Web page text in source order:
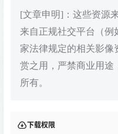
[文章申明]：这些资源
来自正规社交平台（例
家法律规定的相关影像
赏之用，严禁商业用途
所有。
下载权限